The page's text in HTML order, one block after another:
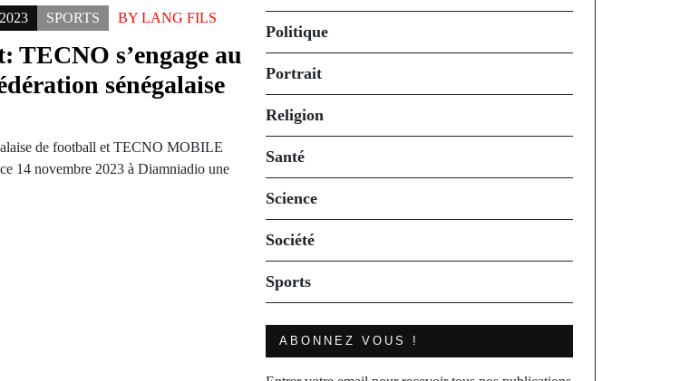
SPORTS BY LANG FILS
TECNO s’engage au
sénégalaise
de football et TECNO MOBILE
14 novembre 2023 à Diamniadio une
Politique
Portrait
Religion
Santé
Science
Société
Sports
ABONNEZ VOUS !